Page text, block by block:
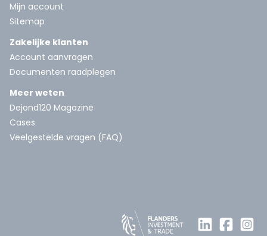
Mijn account
Sitemap
Zakelijke klanten
Account aanvragen
Documenten raadplegen
Meer weten
Dejond120 Magazine
Cases
Veelgestelde vragen (FAQ)